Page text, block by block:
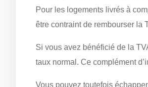
Pour les logements livrés à
être contraint de rembourser la
Si vous avez bénéficié de la
taux normal. Ce complément
Vous pouvez toutefois